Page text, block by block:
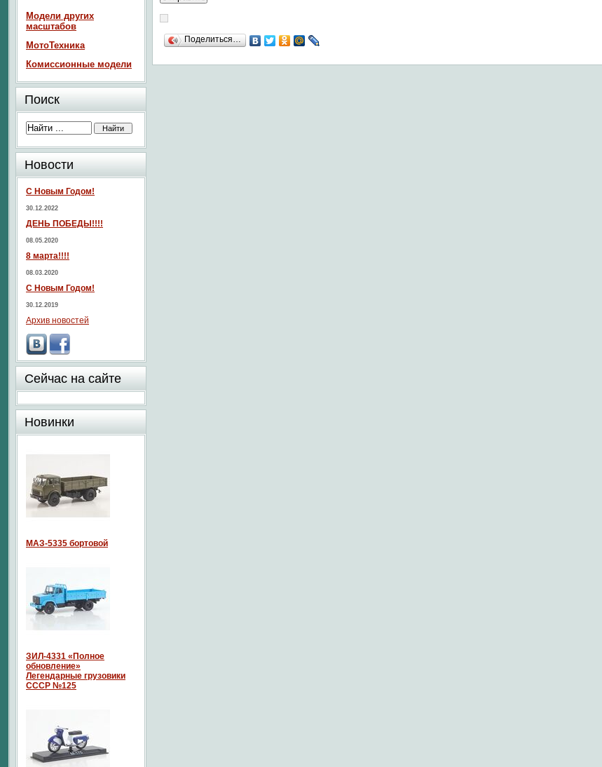
Поделиться…
Модели других
масштабов
МотоТехника
Комиссионные модели
Поиск
Новости
С Новым Годом!
30.12.2022
ДЕНЬ ПОБЕДЫ!!!!
08.05.2020
8 марта!!!!
08.03.2020
С Новым Годом!
30.12.2019
Архив новостей
Сейчас на сайте
Новинки
МАЗ-5335 бортовой
ЗИЛ-4331 «Полное
обновление»
Легендарные грузовики
СССР №125